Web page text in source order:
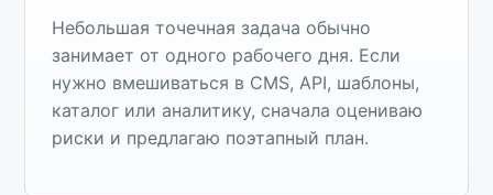
Небольшая точечная задача обычно
занимает от одного рабочего дня. Если
нужно вмешиваться в CMS, API, шаблоны,
каталог или аналитику, сначала оцениваю
риски и предлагаю поэтапный план.